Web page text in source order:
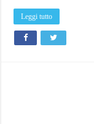
Leggi tutto